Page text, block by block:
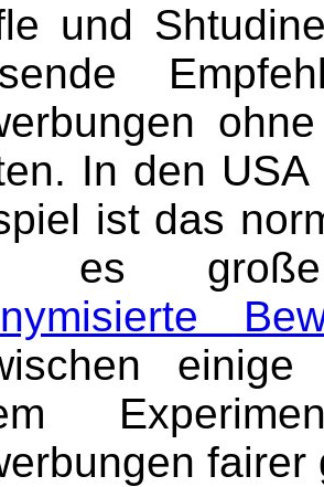
und
In den
ist das
es große